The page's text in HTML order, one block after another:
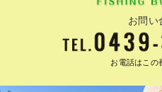
お問い
お電話はこの